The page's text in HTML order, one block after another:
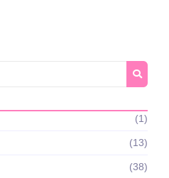
(1)
(13)
(38)